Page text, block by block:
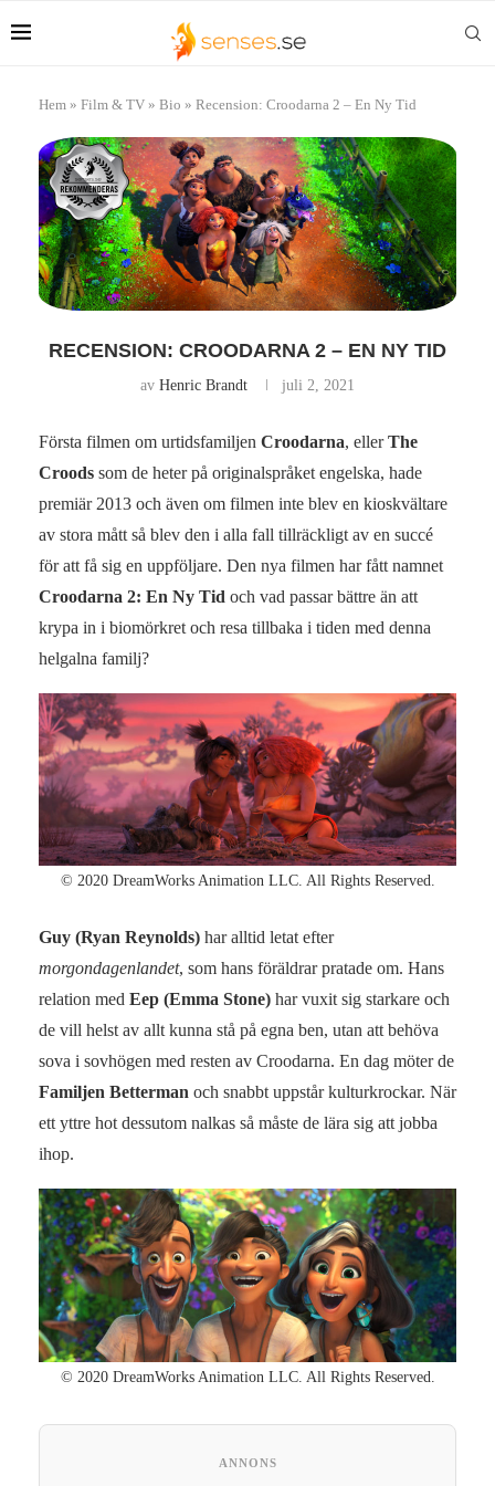
Hem » Film & TV » Bio » Recension: Croodarna 2 – En Ny Tid
RECENSION: CROODARNA 2 – EN NY TID
av Henric Brandt juli 2, 2021
Första filmen om urtidsfamiljen Croodarna, ellerThe
Croods som de heter på originalspråket engelska, hade
premiär 2013 och även om filmen inte blev en kioskvältare
av stora mått så blev den i alla fall tillräckligt av en succé
för att få sig en uppföljare. Den nya filmen har fått namnet
Croodarna 2: En Ny Tid och vad passar bättre än att
krypa in i biomörkret och resa tillbaka i tiden med denna
helgalna familj?
© 2020 DreamWorks Animation LLC. All Rights Reserved.
Guy (Ryan Reynolds) har alltid letat efter
morgondagenlandet, som hans föräldrar pratade om. Hans
relation med Eep (Emma Stone) har vuxit sig starkare och
de vill helst av allt kunna stå på egna ben, utan att behöva
sova i sovhögen med resten av Croodarna. En dag möter de
Familjen Betterman och snabbt uppstår kulturkrockar. När
ett yttre hot dessutom nalkas så måste de lära sig att jobba
ihop.
© 2020 DreamWorks Animation LLC. All Rights Reserved.
ANNONS